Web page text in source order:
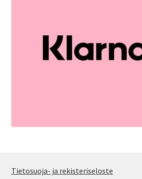
Tietosuoja- ja rekisteriseloste